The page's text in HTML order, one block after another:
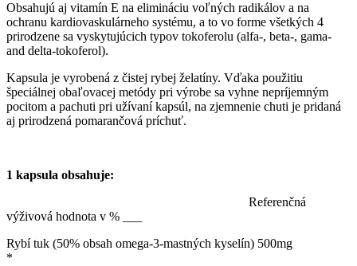
Obsahujú aj vitamín E na elimináciu voľných radikálov a na
ochranu kardiovaskulárneho systému, a to vo forme všetkých 4
prirodzene sa vyskytujúcich typov tokoferolu (alfa-, beta-, gama-
and delta-tokoferol).
Kapsula je vyrobená z čistej rybej želatíny. Vďaka použitiu
špeciálnej obaľovacej metódy pri výrobe sa vyhne nepríjemným
pocitom a pachuti pri užívaní kapsúl, na zjemnenie chuti je pridaná
aj prirodzená pomarančová príchuť.
1 kapsula obsahuje:
Referenčná
výživová hodnota v % ___
Rybí tuk (50% obsah omega-3-mastných kyselín) 500mg
*